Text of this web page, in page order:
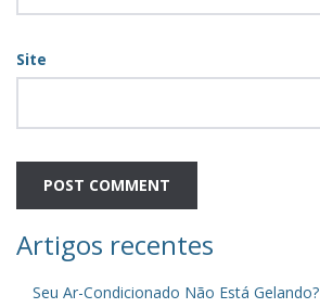
Site
Artigos recentes
Seu Ar-Condicionado Não Está Gelando?